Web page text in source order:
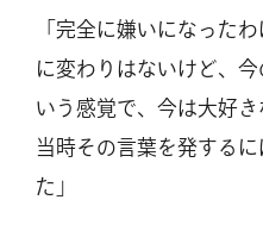
「完全に嫌いになった
に変わりはないけど、
いう感覚で、今は大好
当時その言葉を発する
た」